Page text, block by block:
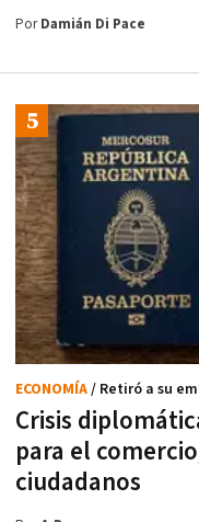
PorDamián Di Pace
Crisis
para el
ciudadanos
ECONOMÍA/ Retiró a su